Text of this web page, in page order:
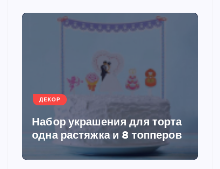
и
н
а
и
я
з
ДЕКОР
Набор украшения для торта
одна растяжка и 8 топперов